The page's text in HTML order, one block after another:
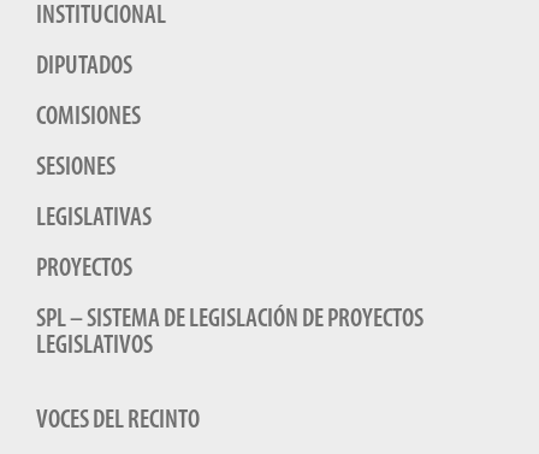
INSTITUCIONAL
DIPUTADOS
COMISIONES
SESIONES
LEGISLATIVAS
PROYECTOS
SPL – SISTEMA DE LEGISLACIÓN DE PROYECTOS
LEGISLATIVOS
VOCES DEL RECINTO